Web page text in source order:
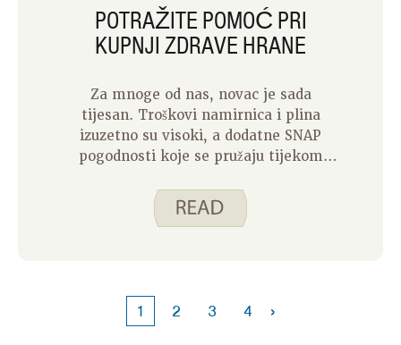
POTRAŽITE POMOĆ PRI
KUPNJI ZDRAVE HRANE
Za mnoge od nas, novac je sada
tijesan. Troškovi namirnica i plina
izuzetno su visoki, a dodatne SNAP
pogodnosti koje se pružaju tijekom
državama.
1 2 3 4 ›